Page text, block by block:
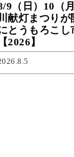
9（日）10（
献灯まつり
とうもろこ
【2026】